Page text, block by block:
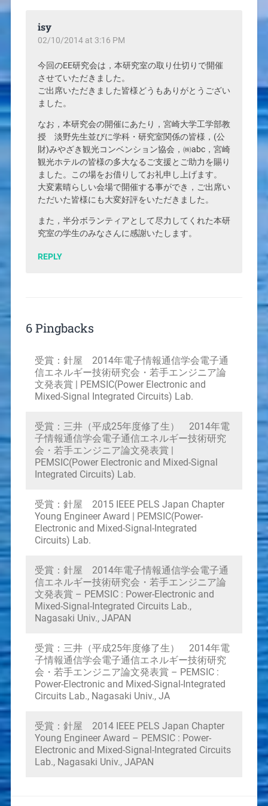
isy
02/10/2014 at 3:16 PM
今回のEE研究会は，本研究室の取り仕切りで開催
させていただきました。
ご出席いただきました皆様どうもありがとうござい
ました。
なお，本研究会の開催にあたり，宮崎大学工学部教
授 淡野先生並びに学科・研究室関係の皆様，(公
財)みやざき観光コンベンション協会，㈱abc，宮崎
観光ホテルの皆様の多大なるご支援とご助力を賜り
ました。この場をお借りしてお礼申し上げます。
大変素晴らしい会場で開催する事ができ，ご出席い
ただいた皆様にも大変好評をいただきました。
また，半分ボランティアとして尽力してくれた本研
究室の学生のみなさんに感謝いたします。
REPLY
6 Pingbacks
受賞：針屋 2014年電子情報通信学会電子通
信エネルギー技術研究会・若手エンジニア論
文発表賞 | PEMSIC(Power Electronic and
Mixed-Signal Integrated Circuits) Lab.
受賞：三井（平成25年度修了生） 2014年電
子情報通信学会電子通信エネルギー技術研究
会・若手エンジニア論文発表賞 |
PEMSIC(Power Electronic and Mixed-Signal
Integrated Circuits) Lab.
受賞：針屋 2015 IEEE PELS Japan Chapter
Young Engineer Award | PEMSIC(Power-
Electronic and Mixed-Signal-Integrated
Circuits) Lab.
受賞：針屋 2014年電子情報通信学会電子通
信エネルギー技術研究会・若手エンジニア論
文発表賞 – PEMSIC : Power-Electronic and
Mixed-Signal-Integrated Circuits Lab.,
Nagasaki Univ., JAPAN
受賞：三井（平成25年度修了生） 2014年電
子情報通信学会電子通信エネルギー技術研究
会・若手エンジニア論文発表賞 – PEMSIC :
Power-Electronic and Mixed-Signal-Integrated
Circuits Lab., Nagasaki Univ., JA
受賞：針屋 2014 IEEE PELS Japan Chapter
Young Engineer Award – PEMSIC : Power-
Electronic and Mixed-Signal-Integrated Circuits
Lab., Nagasaki Univ., JAPAN